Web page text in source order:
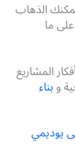
الذهاب
ما
المشاريع
وبناء
يوديمي